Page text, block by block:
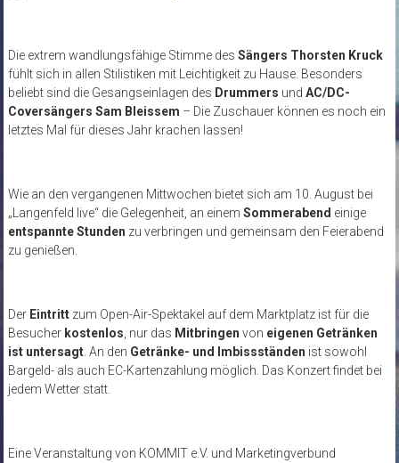
Die extrem wandlungsfähige Stimme des Sängers Thorsten Kruck
fühlt sich in allen Stilistiken mit Leichtigkeit zu Hause. Besonders
beliebt sind die Gesangseinlagen des Drummers und AC/DC-
Coversängers Sam Bleissem – Die Zuschauer können es noch ein
letztes Mal für dieses Jahr krachen lassen!
Wie an den vergangenen Mittwochen bietet sich am 10. August bei
„Langenfeld live“ die Gelegenheit, an einem Sommerabend einige
entspannte Stunden zu verbringen und gemeinsam den Feierabend
zu genießen.
Der Eintrittzum Open-Air-Spektakel auf dem Marktplatz ist für die
Besucher kostenlos , nur das Mitbringen von eigenen Getränken
ist untersagt. An den Getränke- und Imbissständen ist sowohl
Bargeld- als auch EC-Kartenzahlung möglich. Das Konzert findet bei
jedem Wetter statt.
Eine Veranstaltung von KOMMIT e.V. und Marketingverbund